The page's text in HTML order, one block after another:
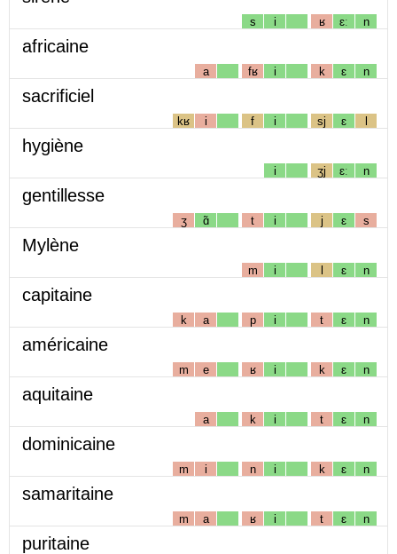
s i ʁ ɛː n
africaine
a fʁ i k ɛ n
sacrificiel
kʁ i f i sj ɛ l
hygiène
i ʒj ɛː n
gentillesse
ʒ ɑ̃ t i j ɛ s
Mylène
m i l ɛ n
capitaine
k a p i t ɛ n
américaine
m e ʁ i k ɛ n
aquitaine
a k i t ɛ n
dominicaine
m i n i k ɛ n
samaritaine
m a ʁ i t ɛ n
puritaine